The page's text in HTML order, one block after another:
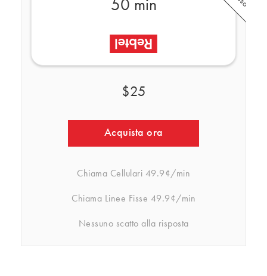
50 min
$25
Acquista ora
Chiama Cellulari 49.9¢/min
Chiama Linee Fisse 49.9¢/min
Nessuno scatto alla risposta